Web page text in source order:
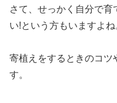
さて、せっかく自分で
い!という方もいますよね
寄植えをするときのコツ
す。